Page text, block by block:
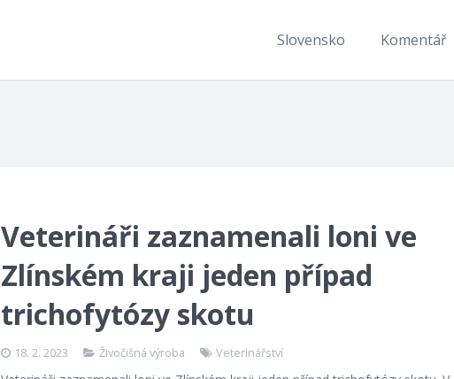
Slovensko Komentář
Veterináři zaznamenali loni ve
Zlínském kraji jeden případ
trichofytózy skotu
18. 2. 2023 Živočišná výroba Veterinářství